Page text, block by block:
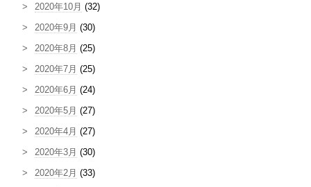
2020年10月 (32)
2020年9月 (30)
2020年8月 (25)
2020年7月 (25)
2020年6月 (24)
2020年5月 (27)
2020年4月 (27)
2020年3月 (30)
2020年2月 (33)